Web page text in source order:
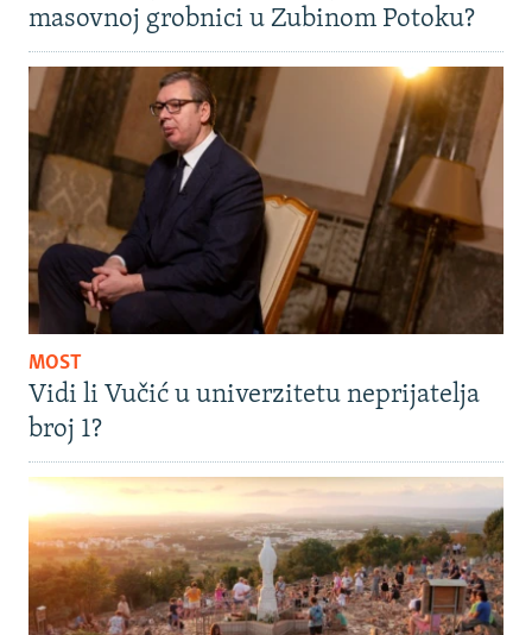
masovnoj grobnici u Zubinom Potoku?
MOST
Vidi li Vučić u univerzitetu neprijatelja
broj 1?